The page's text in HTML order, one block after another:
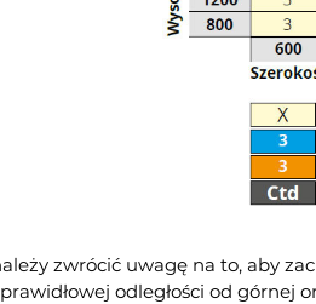
zwrócić uwagę na to, aby
odległości od górnej